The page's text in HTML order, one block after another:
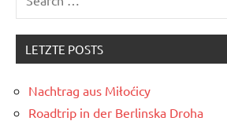
LETZTE POSTS
Nachtrag aus Miłoćicy
Roadtrip in der Berlinska Droha